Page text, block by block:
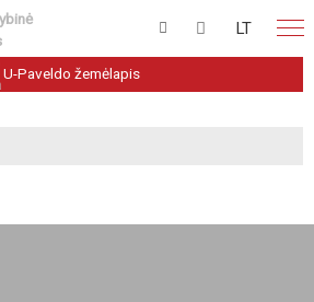
LT
U-Paveldo žemėlapis